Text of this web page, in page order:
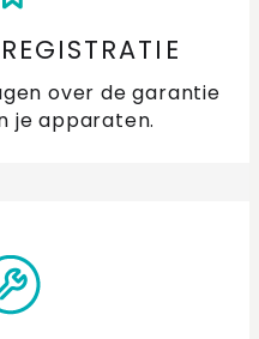
over de garantie
je apparaten.